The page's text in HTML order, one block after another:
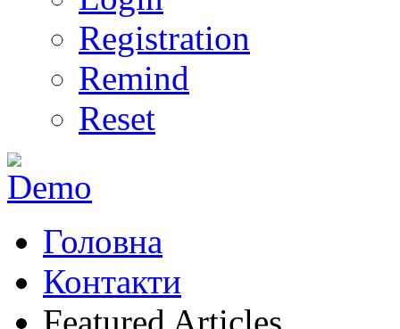
Registration
Remind
Reset
Головна
Контакти